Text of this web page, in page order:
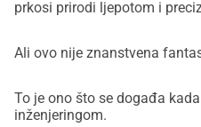
prkosi prirodi ljepotom i
Ali ovo nije znanstvena
To je ono što se događa
inženjeringom.